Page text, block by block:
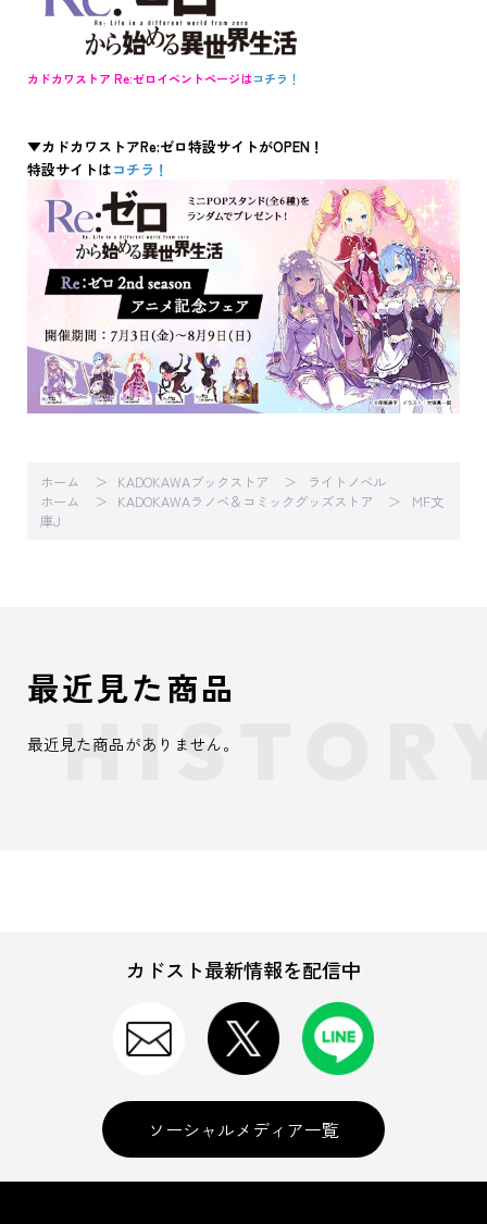
カドカワストア Re:ゼロイベントページはコチラ！
▼カドカワストアRe:ゼロ特設サイトがOPEN！
特設サイトはコチラ！
ホーム KADOKAWAブックストア
ライトノベル
ホーム
KADOKAWAラノベ＆コミックグッズストア
MF文
庫J
最近見た商品
最近見た商品がありません。
カドスト最新情報を配信中
ソーシャルメディア一覧